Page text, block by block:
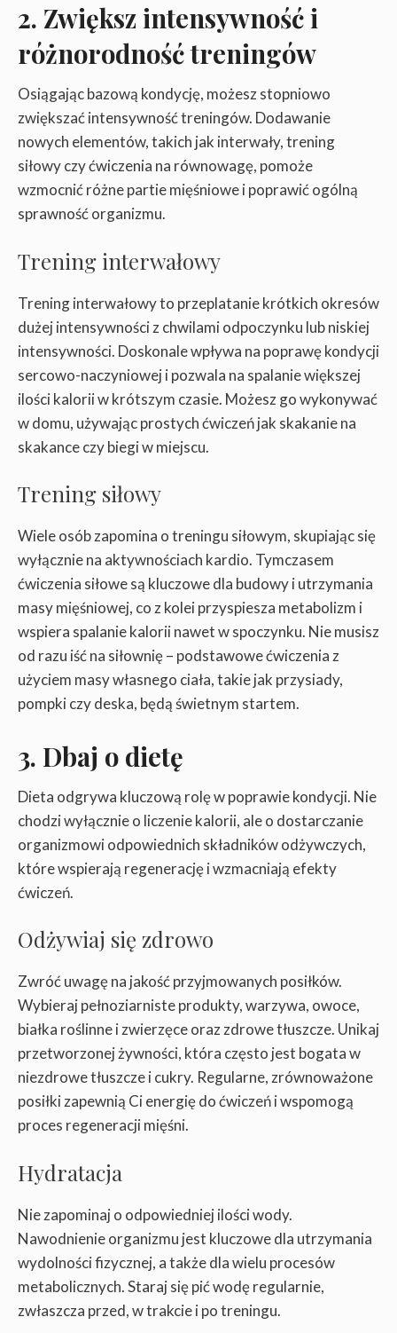
2. Zwiększ intensywność i
różnorodność treningów
Osiągając bazową kondycję, możesz stopniowo
zwiększać intensywność treningów. Dodawanie
nowych elementów, takich jak interwały, trening
siłowy czy ćwiczenia na równowagę, pomoże
wzmocnić różne partie mięśniowe i poprawić ogólną
sprawność organizmu.
Trening interwałowy
Trening interwałowy to przeplatanie krótkich okresów
dużej intensywności z chwilami odpoczynku lub niskiej
intensywności. Doskonale wpływa na poprawę kondycji
sercowo-naczyniowej i pozwala na spalanie większej
ilości kalorii w krótszym czasie. Możesz go wykonywać
w domu, używając prostych ćwiczeń jak skakanie na
skakance czy biegi w miejscu.
Trening siłowy
Wiele osób zapomina o treningu siłowym, skupiając się
wyłącznie na aktywnościach kardio. Tymczasem
ćwiczenia siłowe są kluczowe dla budowy i utrzymania
masy mięśniowej, co z kolei przyspiesza metabolizm i
wspiera spalanie kalorii nawet w spoczynku. Nie musisz
od razu iść na siłownię – podstawowe ćwiczenia z
użyciem masy własnego ciała, takie jak przysiady,
pompki czy deska, będą świetnym startem.
3. Dbaj o dietę
Dieta odgrywa kluczową rolę w poprawie kondycji. Nie
chodzi wyłącznie o liczenie kalorii, ale o dostarczanie
organizmowi odpowiednich składników odżywczych,
które wspierają regenerację i wzmacniają efekty
ćwiczeń.
Odżywiaj się zdrowo
Zwróć uwagę na jakość przyjmowanych posiłków.
Wybieraj pełnoziarniste produkty, warzywa, owoce,
białka roślinne i zwierzęce oraz zdrowe tłuszcze. Unikaj
przetworzonej żywności, która często jest bogata w
niezdrowe tłuszcze i cukry. Regularne, zrównoważone
posiłki zapewnią Ci energię do ćwiczeń i wspomogą
proces regeneracji mięśni.
Hydratacja
Nie zapominaj o odpowiedniej ilości wody.
Nawodnienie organizmu jest kluczowe dla utrzymania
wydolności fizycznej, a także dla wielu procesów
metabolicznych. Staraj się pić wodę regularnie,
zwłaszcza przed, w trakcie i po treningu.